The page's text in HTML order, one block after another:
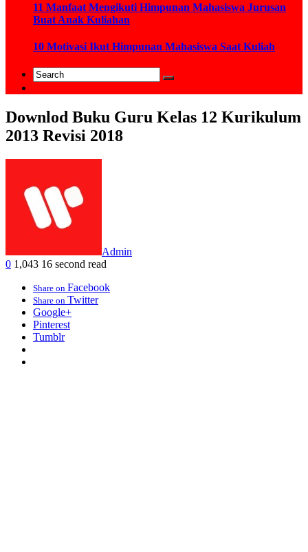
11 Manfaat Mengikuti Himpunan Mahasiswa Jurusan
Buat Anak Kuliahan
10 Motivasi Ikut Himpunan Mahasiswa Saat Kuliah
Downlod Buku Guru Kelas 12 Kurikulum
2013 Revisi 2018
Admin
0 1,043 16 second read
Share on Facebook
Share on Twitter
Google+
Pinterest
Tumblr